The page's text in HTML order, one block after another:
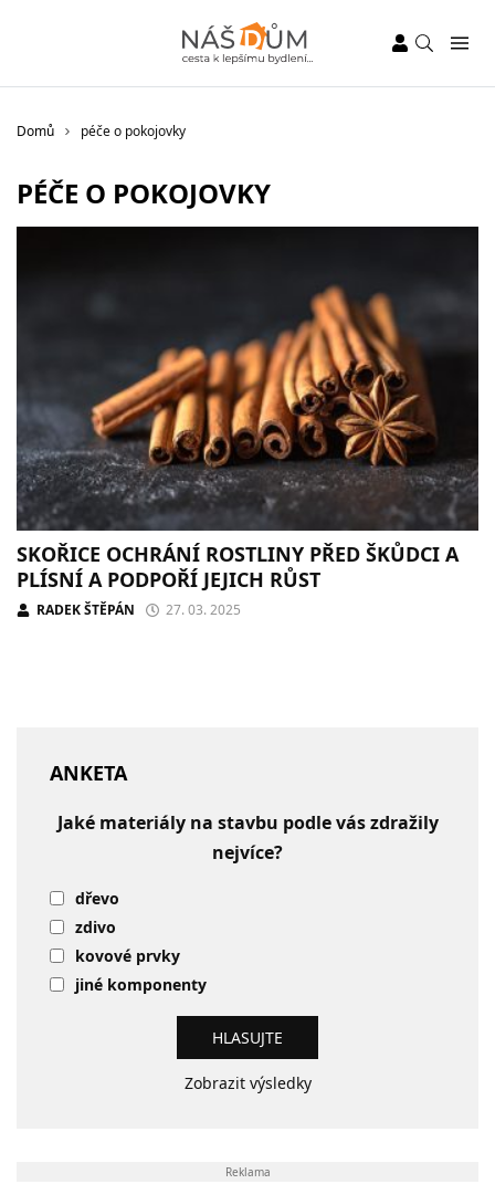
Domů péče o pokojovky
PÉČE O POKOJOVKY
SKOŘICE OCHRÁNÍ ROSTLINY PŘED ŠKŮDCI A
PLÍSNÍ A PODPOŘÍ JEJICH RŮST
RADEK ŠTĚPÁN 27. 03. 2025
ANKETA
Jaké materiály na stavbu podle vás zdražily
nejvíce?
dřevo
zdivo
kovové prvky
jiné komponenty
Zobrazit výsledky
Reklama